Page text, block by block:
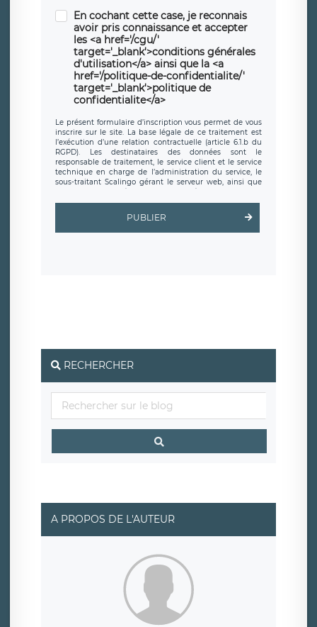
En cochant cette case, je reconnais
avoir pris connaissance et accepter
les <a href='/cgu/'
target='_blank'>conditions générales
d'utilisation</a> ainsi que la <a
href='/politique-de-confidentialite/'
target='_blank'>politique de
confidentialite</a>
Le présent formulaire d’inscription vous permet de vous
inscrire sur le site. La base légale de ce traitement est
l’exécution d’une relation contractuelle (article 6.1.b du
RGPD). Les destinataires des données sont le
responsable de traitement, le service client et le service
technique en charge de l’administration du service, le
sous-traitant Scalingo gérant le serveur web, ainsi que
d’inscription est hébergé sur un serveur hébergé par
clauses de
protection conformes au RGPD
. Les données collectées
sont conservées jusqu’à ce que l’Internaute en sollicite la
rue Léopold Sédar Senghor, joignable à l’adresse mail :
responsabledetraitement@legavox.fr. Vous avez
également le droit d’introduire une réclamation auprès
d’une autorité de contrôle.
PUBLIER
RECHERCHER
A PROPOS DE L'AUTEUR